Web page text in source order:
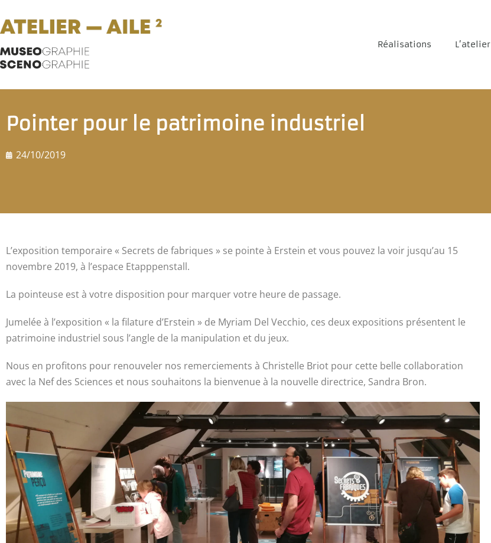
Réalisations L’atelier
Pointer pour le patrimoine industriel
24/10/2019
L’exposition temporaire « Secrets de fabriques » se pointe à Erstein et vous pouvez la voir jusqu’au 15
novembre 2019, à l’espace Etapppenstall.
La pointeuse est à votre disposition pour marquer votre heure de passage.
Jumelée à l’exposition « la filature d’Erstein » de Myriam Del Vecchio, ces deux expositions présentent le
patrimoine industriel sous l’angle de la manipulation et du jeux.
Nous en profitons pour renouveler nos remerciements à Christelle Briot pour cette belle collaboration
avec la Nef des Sciences et nous souhaitons la bienvenue à la nouvelle directrice, Sandra Bron.